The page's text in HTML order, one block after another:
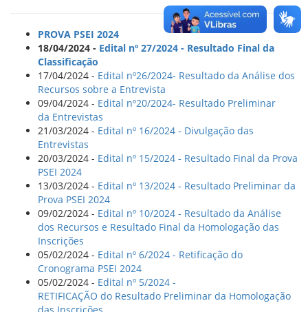
PROVA PSEI 2024
18/04/2024 - Edital nº 27/2024 - Resultado Final da
Classificação
17/04/2024 - Edital nº26/2024- Resultado da Análise dos
Recursos sobre a Entrevista
09/04/2024 - Edital nº20/2024- Resultado Preliminar
da Entrevistas
21/03/2024 - Edital nº 16/2024 - Divulgação das
Entrevistas
20/03/2024 - Edital nº 15/2024 - Resultado Final da Prova
PSEI 2024
13/03/2024 - Edital nº 13/2024 - Resultado Preliminar da
Prova PSEI 2024
09/02/2024 - Edital nº 10/2024 - Resultado da Análise
dos Recursos e Resultado Final da Homologação das
Inscrições
05/02/2024 - Edital nº 6/2024 - Retificação do
Cronograma PSEI 2024
05/02/2024 - Edital nº 5/2024 -
RETIFICAÇÃO do Resultado Preliminar da Homologação